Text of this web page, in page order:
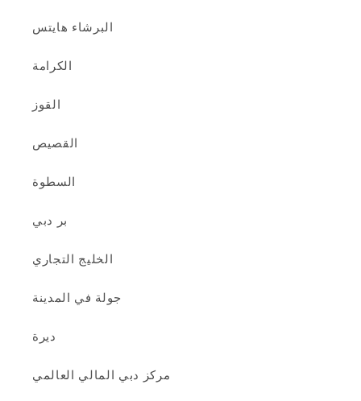
البرشاء هايتس
الكرامة
القوز
القصيص
السطوة
بر دبي
الخليج التجاري
جولة في المدينة
ديرة
مركز دبي المالي العالمي